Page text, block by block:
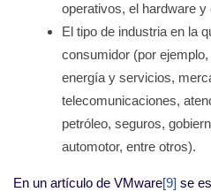
operativos, el hardware y
El tipo de industria en la
consumidor (por
energía y servicios,
telecomunicaciones,
petróleo, seguros,
automotor, entre otros).
En un artículo de VMware[9] se